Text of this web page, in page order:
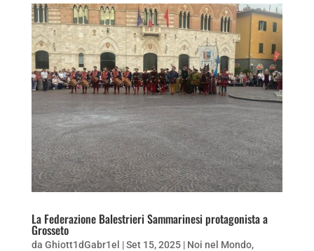
La Federazione Balestrieri Sammarinesi protagonista a
Grosseto
da Ghiott1dGabr1el |Set 15, 2025| Noi nel Mondo,